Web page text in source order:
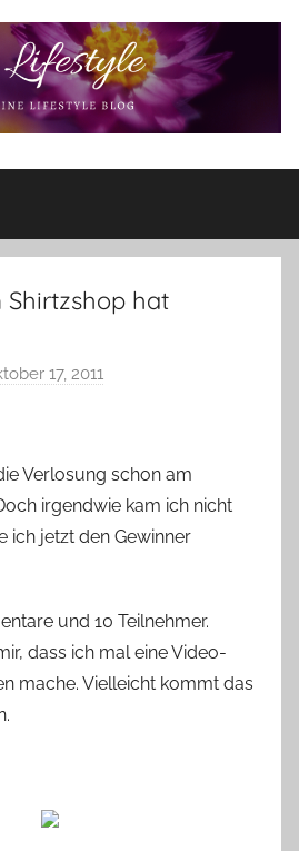
Shirtzshop hat
17, 2011
v
o
n
Verlosung schon am
irgendwie kam ich nicht
ich jetzt den Gewinner
und 10 Teilnehmer.
dass ich mal eine Video-
mache. Vielleicht kommt das